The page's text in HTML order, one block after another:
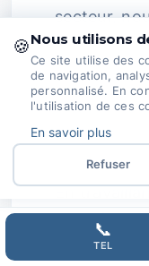
secteur,
stratégies
en
et
pouvoir de
En
nos clients,
chaque
📞
TEL
🍪Nous utilisons
Ce site utilise des
de navigation,
personnalisé. En
l'utilisation de ces
En savoir plus
Refuser